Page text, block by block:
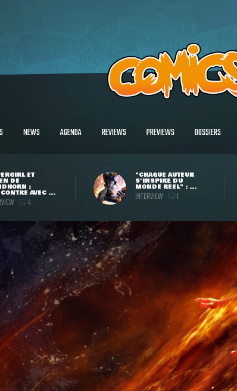
NEWS AGENDA REVIEWS PREVIEWS DOSSIERS
ET
DE
:
AVEC ...
4
"CHAQUE AUTEUR
S'INSPIRE DU
MONDE RÉEL" : ...
INTERVIEW 1